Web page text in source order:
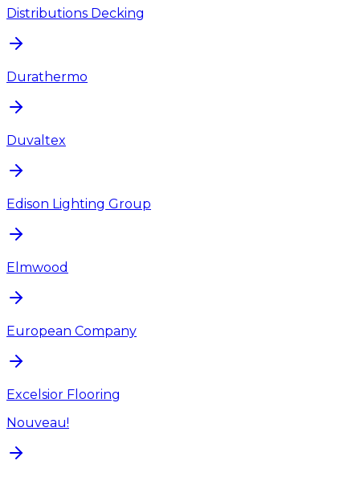
Distributions Decking
Durathermo
Duvaltex
Edison Lighting Group
Elmwood
European Company
Excelsior Flooring
Nouveau!